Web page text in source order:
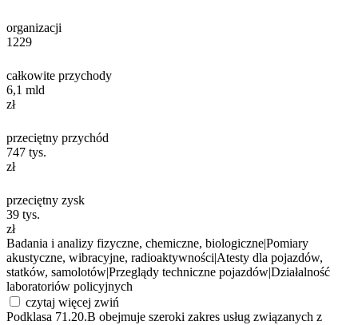
organizacji
1229
całkowite przychody
6,1 mld
zł
przeciętny przychód
747 tys.
zł
przeciętny zysk
39 tys.
zł
Badania i analizy fizyczne, chemiczne, biologicznePomiary
akustyczne, wibracyjne, radioaktywnościAtesty dla pojazdów,
statków, samolotówPrzeglądy techniczne pojazdówDziałalność
laboratoriów policyjnych
czytaj więcej zwiń
Podklasa 71.20.B obejmuje szeroki zakres usług związanych z